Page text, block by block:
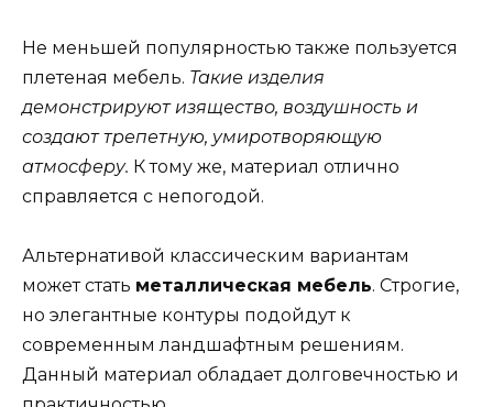
Не меньшей популярностью также пользуется
плетеная мебель. Такие изделия
демонстрируют изящество, воздушность и
создают трепетную, умиротворяющую
атмосферу. К тому же, материал отлично
справляется с непогодой.
Альтернативой классическим вариантам
может стать металлическая мебель. Строгие,
но элегантные контуры подойдут к
современным ландшафтным решениям.
Данный материал обладает долговечностью и